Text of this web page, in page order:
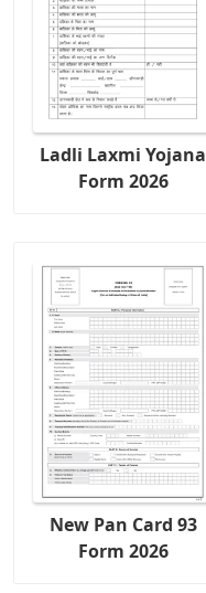
Ladli Laxmi Yojana
Form 2026
New Pan Card 93
Form 2026